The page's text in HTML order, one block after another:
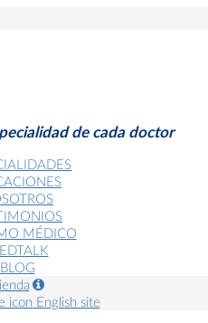
de cada doctor
MÉDICO
BLOG
English site